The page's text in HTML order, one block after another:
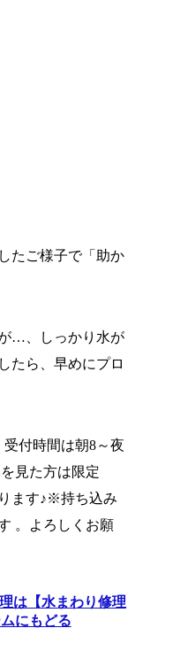
たご様子で「助か
…、しっかり水が
たら、早めにプロ
付時間は朝8～夜
見た方は限定
ます♪※持ち込み
。よろしくお願
は【水まわり修理
にもどる